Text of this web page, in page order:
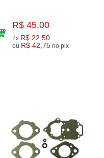
R$ 45,00
2x R$ 22,50
ou R$ 42,75 no pix